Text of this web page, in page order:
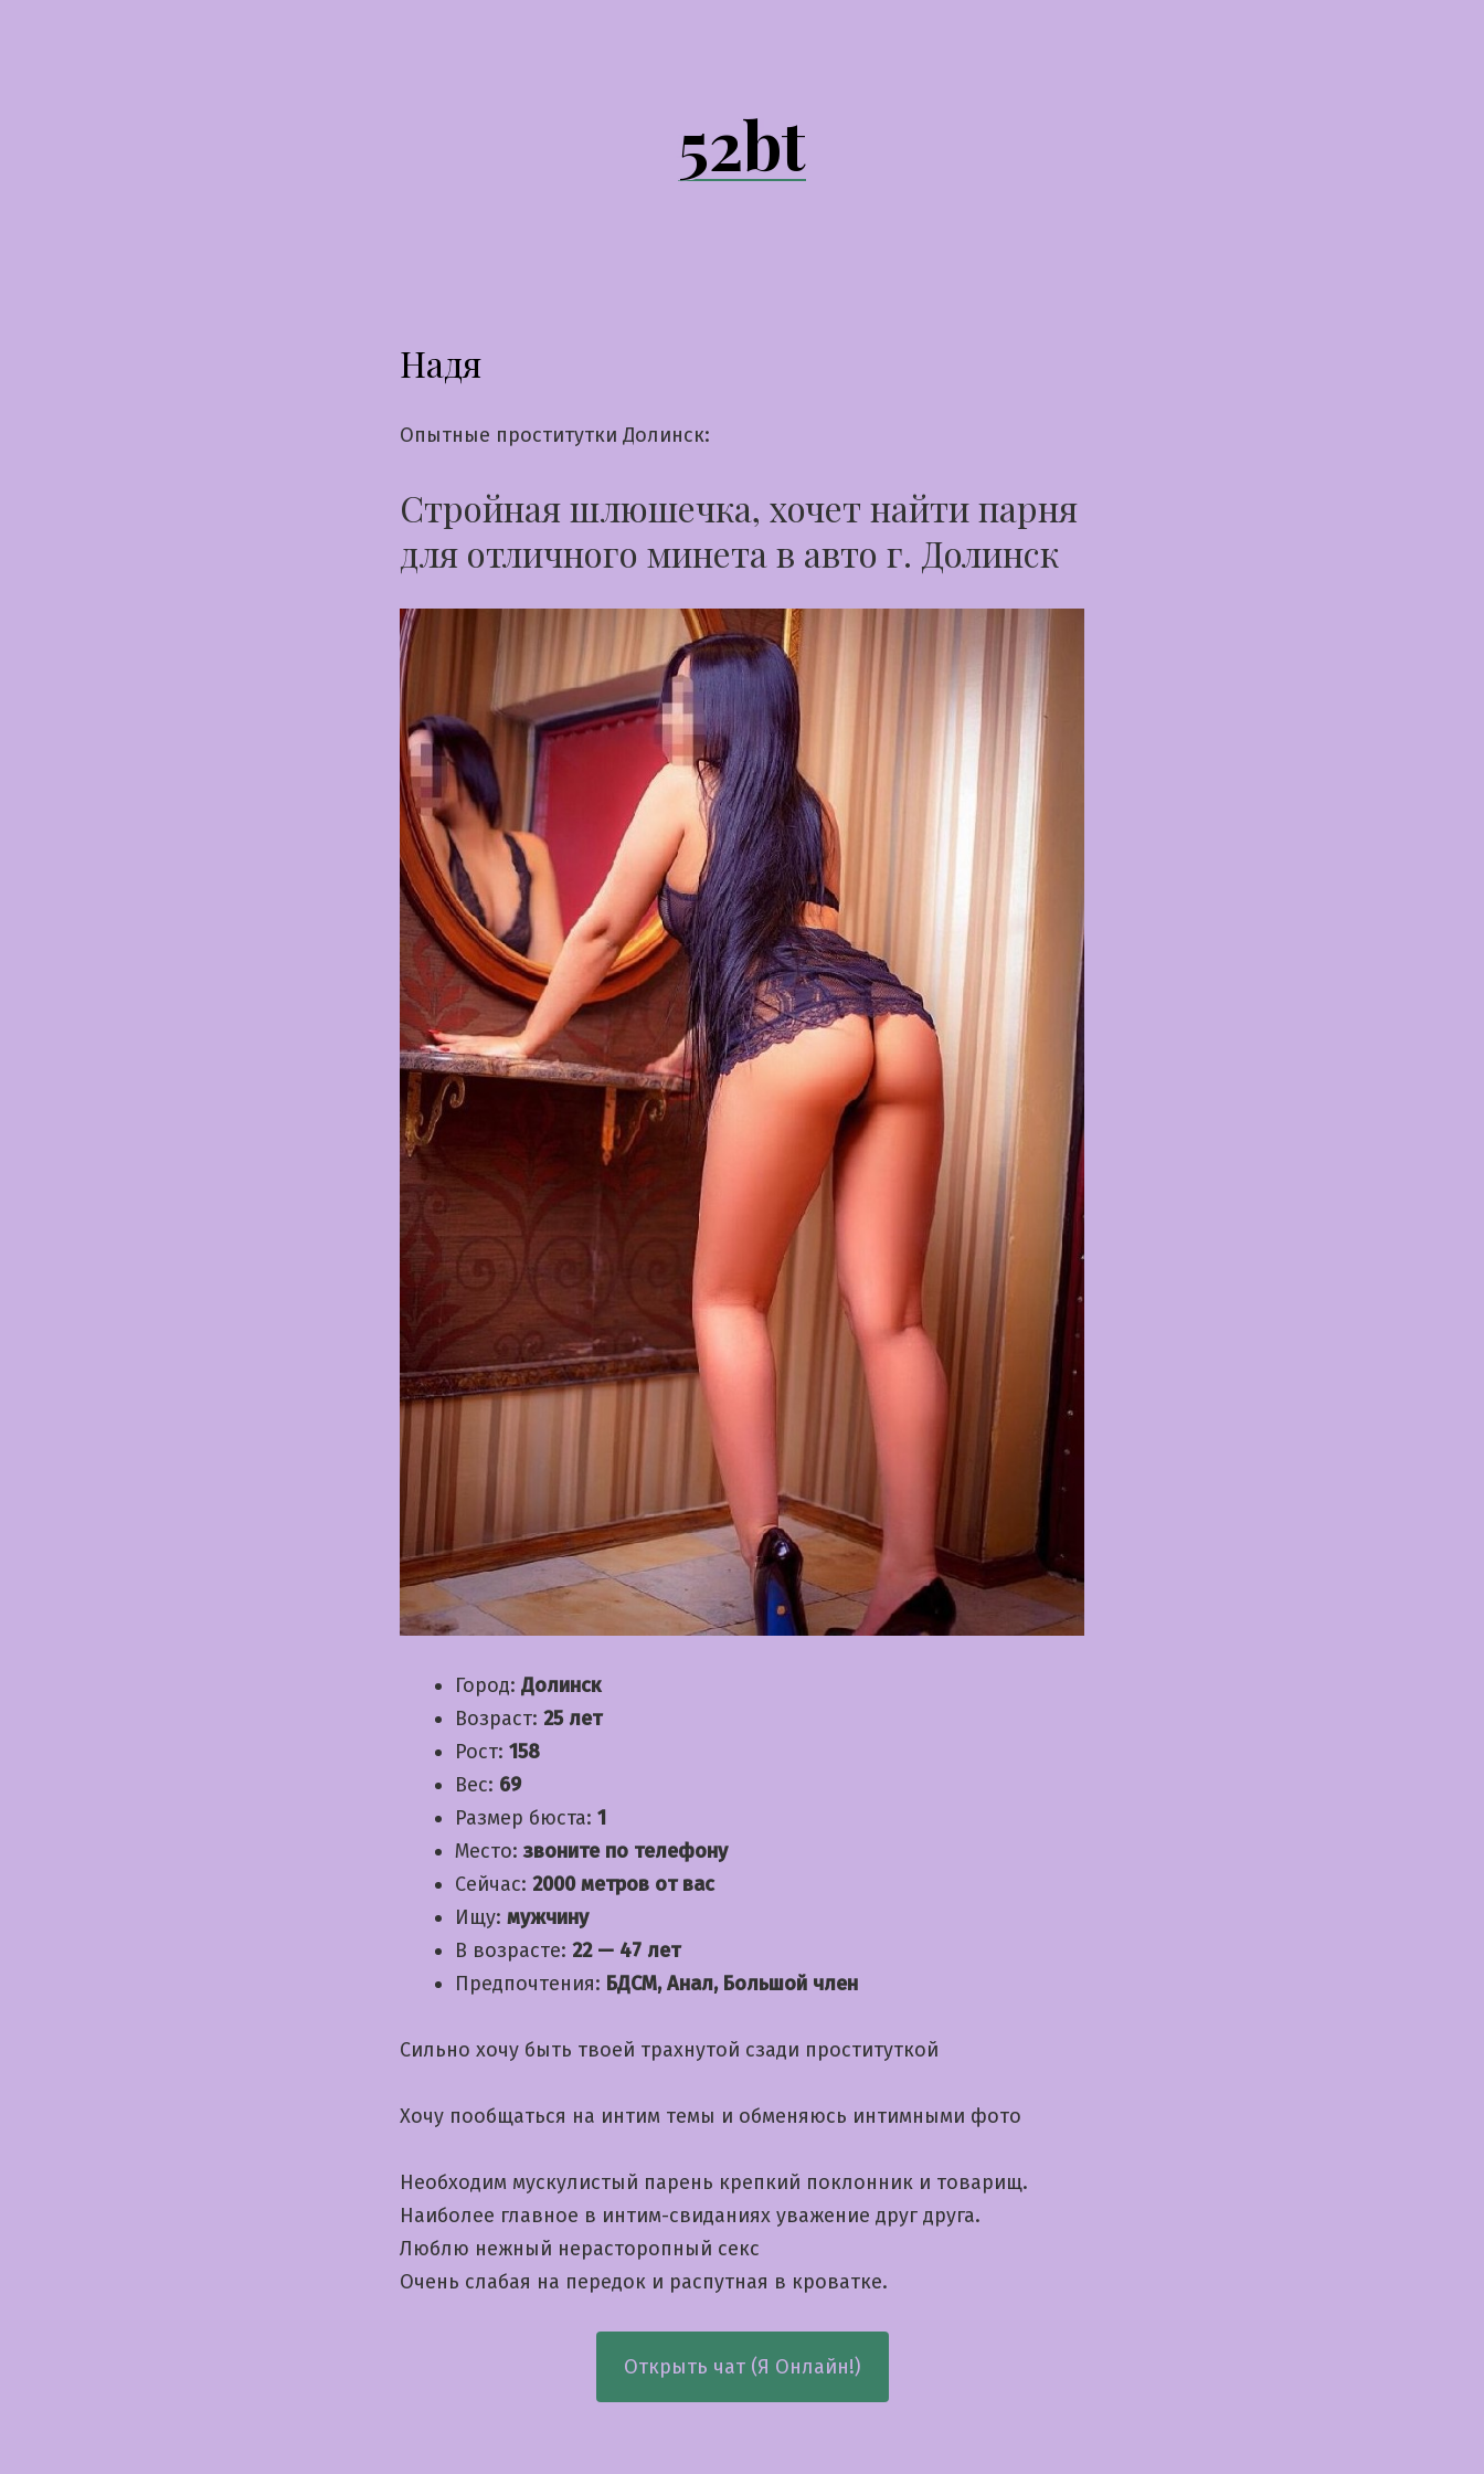
52bt
Надя
Опытные проститутки Долинск:
Стройная шлюшечка, хочет найти парня
для отличного минета в авто г. Долинск
Город: Долинск
Возраст: 25 лет
Рост: 158
Вес: 69
Размер бюста: 1
Место:звоните по телефону
Сейчас: 2000 метров от вас
Ищу: мужчину
В возрасте: 22 — 47 лет
Предпочтения: БДСМ, Анал, Большой член
Сильно хочу быть твоей трахнутой сзади проституткой
Хочу пообщаться на интим темы и обменяюсь интимными фото
Необходим мускулистый парень крепкий поклонник и товарищ.
Наиболее главное в интим-свиданиях уважение друг друга.
Люблю нежный нерасторопный секс
Очень слабая на передок и распутная в кроватке.
Открыть чат (Я Онлайн!)